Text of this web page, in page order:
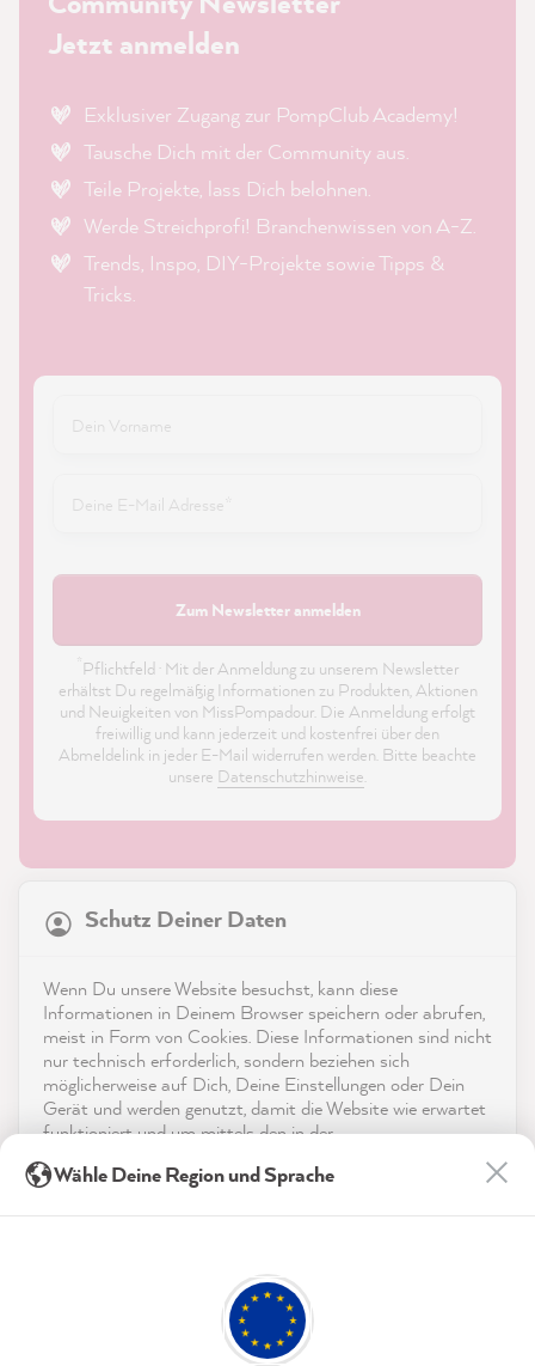
Jetzt anmelden
Exklusiver Zugang zur PompClub Academy!
Tausche Dich mit der Community aus.
Teile Projekte, lass Dich belohnen.
Werde Streichprofi! Branchenwissen von A-Z.
Trends, Inspo, DIY-Projekte sowie Tipps &
Tricks.
Zum Newsletter anmelden
Pflichtfeld · Mit der Anmeldung zu unserem Newsletter
erhältst Du regelmäßig Informationen zu Produkten, Aktionen
und Neuigkeiten von MissPompadour. Die Anmeldung erfolgt
freiwillig und kann jederzeit und kostenfrei über den
Abmeldelink in jeder E-Mail widerrufen werden. Bitte beachte
unsere Datenschutzhinweise.
Service
Kontakt
Schutz Deiner Daten
Wenn Du unsere Website besuchst, kann diese
Informationen in Deinem Browser speichern oder abrufen,
meist in Form von Cookies. Diese Informationen sind nicht
nur technisch erforderlich, sondern beziehen sich
möglicherweise auf Dich, Deine Einstellungen oder Dein
Gerät und werden genutzt, damit die Website wie erwartet
funktioniert und um mittels den in der
der Webseite für deren Optimierung zu analysieren sowie
(jederzeit widerruflich) diesen Datenverarbeitungen
21.923Bewertungen
reviews-io
Verifizierter Kunde
Ich habe das Starterset bestellt. Bin
losgehen, wir wollen unsere Küche
Ja Teilen
Twitter
Facebook
Wähle Deine Region und Sprache